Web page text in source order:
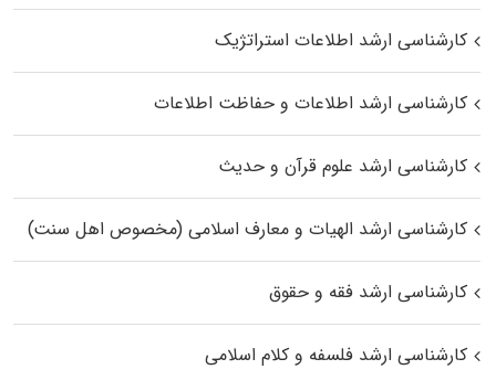
کارشناسی ارشد اطلاعات استراتژیک
کارشناسی ارشد اطلاعات و حفاظت اطلاعات
کارشناسی ارشد علوم قرآن و حدیث
کارشناسی ارشد الهیات و معارف اسلامی (مخصوص اهل سنت)
کارشناسی ارشد فقه و حقوق
کارشناسی ارشد فلسفه و کلام اسلامی